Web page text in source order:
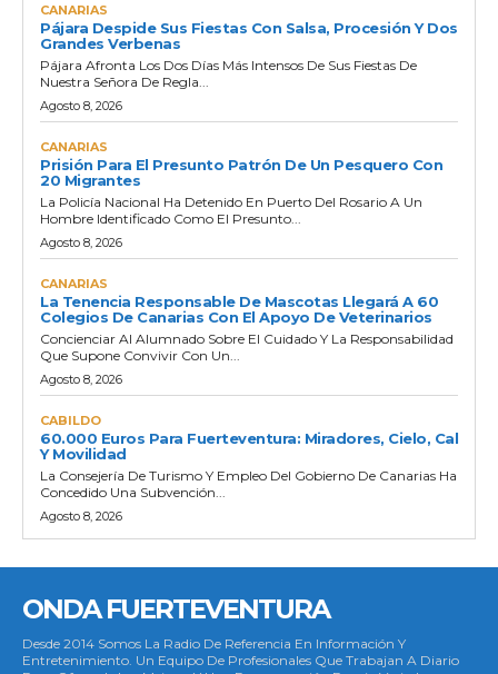
CANARIAS
Pájara Despide Sus Fiestas Con Salsa, Procesión Y Dos
Grandes Verbenas
Pájara Afronta Los Dos Días Más Intensos De Sus Fiestas De
Nuestra Señora De Regla...
Agosto 8, 2026
CANARIAS
Prisión Para El Presunto Patrón De Un Pesquero Con
20 Migrantes
La Policía Nacional Ha Detenido En Puerto Del Rosario A Un
Hombre Identificado Como El Presunto...
Agosto 8, 2026
CANARIAS
La Tenencia Responsable De Mascotas Llegará A 60
Colegios De Canarias Con El Apoyo De Veterinarios
Concienciar Al Alumnado Sobre El Cuidado Y La Responsabilidad
Que Supone Convivir Con Un...
Agosto 8, 2026
CABILDO
60.000 Euros Para Fuerteventura: Miradores, Cielo, Cal
Y Movilidad
La Consejería De Turismo Y Empleo Del Gobierno De Canarias Ha
Concedido Una Subvención...
Agosto 8, 2026
ONDA FUERTEVENTURA
Desde 2014 Somos La Radio De Referencia En Información Y
Entretenimiento. Un Equipo De Profesionales Que Trabajan A Diario